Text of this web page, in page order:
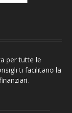
per tutte le
ti facilitano la